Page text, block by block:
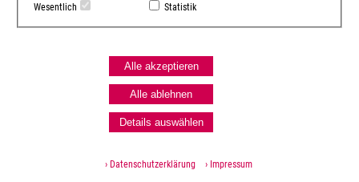
Wesentlich Statistik
Alle akzeptieren
Alle ablehnen
Details auswählen
› Datenschutzerklärung › Impressum